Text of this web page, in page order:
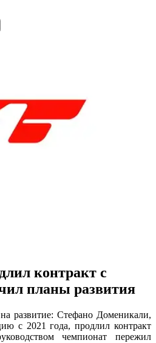
контракт с
планы развития
развитие: Стефано Доменикали,
с 2021 года, продлил контракт
чемпионат пережил